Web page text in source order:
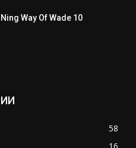
Way Of Wade 10
58